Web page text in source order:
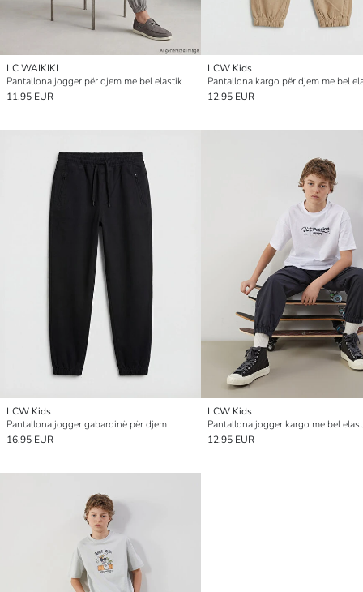
LC WAIKIKI
Pantallona jogger për djem me bel elastik
11.95 EUR
LCW Kids
Pantallona kargo për djem me bel
12.95 EUR
LCW Kids
Pantallona jogger gabardinë për djem
16.95 EUR
LCW Kids
12.95 EUR